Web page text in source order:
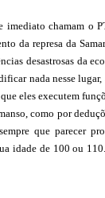
chamam o
da represa da
desastrosas da
nada nesse
eles executem
como por
que parecer
idade de 100 ou